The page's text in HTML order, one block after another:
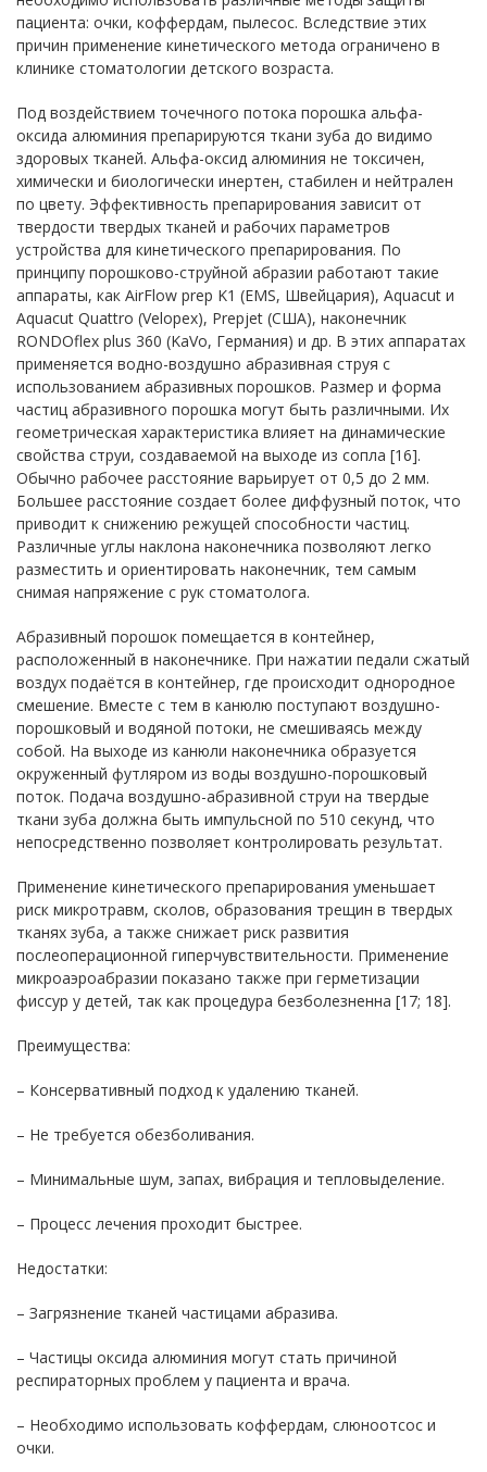
пациента: очки, коффердам, пылесос. Вследствие этих
причин применение кинетического метода ограничено в
клинике стоматологии детского возраста.
Под воздействием точечного потока порошка альфа-
оксида алюминия препарируются ткани зуба до видимо
здоровых тканей. Альфа-оксид алюминия не токсичен,
химически и биологически инертен, стабилен и нейтрален
по цвету. Эффективность препарирования зависит от
твердости твердых тканей и рабочих параметров
устройства для кинетического препарирования. По
принципу порошково-струйной абразии работают такие
аппараты, как AirFlow prep K1 (EMS, Швейцария), Aquacut и
Aquacut Quattro (Velopex), Рrepjet (США), наконечник
RONDOflex plus 360 (KaVo, Германия) и др. В этих аппаратах
применяется водно-воздушно абразивная струя с
использованием абразивных порошков. Размер и форма
частиц абразивного порошка могут быть различными. Их
геометрическая характеристика влияет на динамические
свойства струи, создаваемой на выходе из сопла [16].
Обычно рабочее расстояние варьирует от 0,5 до 2 мм.
Большее расстояние создает более диффузный поток, что
приводит к снижению режущей способности частиц.
Различные углы наклона наконечника позволяют легко
разместить и ориентировать наконечник, тем самым
снимая напряжение с рук стоматолога.
Абразивный порошок помещается в контейнер,
расположенный в наконечнике. При нажатии педали сжатый
воздух подаётся в контейнер, где происходит однородное
смешение. Вместе с тем в канюлю поступают воздушно-
порошковый и водяной потоки, не смешиваясь между
собой. На выходе из канюли наконечника образуется
окруженный футляром из воды воздушно-порошковый
поток. Подача воздушно-абразивной струи на твердые
ткани зуба должна быть импульсной по 510 секунд, что
непосредственно позволяет контролировать результат.
Применение кинетического препарирования уменьшает
риск микротравм, сколов, образования трещин в твердых
тканях зуба, а также снижает риск развития
послеоперационной гиперчувствительности. Применение
микроаэроабразии показано также при герметизации
фиссур у детей, так как процедура безболезненна [17; 18].
Преимущества:
– Консервативный подход к удалению тканей.
– Не требуется обезболивания.
– Минимальные шум, запах, вибрация и тепловыделение.
– Процесс лечения проходит быстрее.
Недостатки:
– Загрязнение тканей частицами абразива.
– Частицы оксида алюминия могут стать причиной
респираторных проблем у пациента и врача.
– Необходимо использовать коффердам, слюноотсос и
очки.